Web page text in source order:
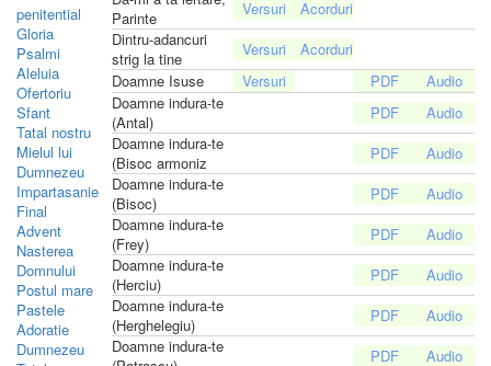
penitential
Gloria
Psalmi
Aleluia
Ofertoriu
Sfant
Tatal nostru
Mielul lui
Dumnezeu
Impartasanie
Final
Advent
Nasterea
Domnului
Postul mare
Pastele
Adoratie
Dumnezeu
Parinte
Dintru-adancuri
strig la tine
Doamne Isuse
Doamne indura-te
(Antal)
Doamne indura-te
(Bisoc armoniz
Doamne indura-te
(Bisoc)
Doamne indura-te
(Frey)
Doamne indura-te
(Herciu)
Doamne indura-te
(Herghelegiu)
Doamne indura-te